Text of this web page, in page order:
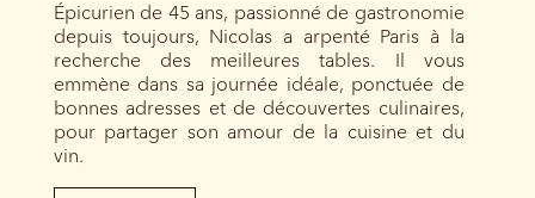
Épicurien de 45 ans, passionné de gastronomie
depuis toujours, Nicolas a arpenté Paris à la
recherche des meilleures tables. Il vous
emmène dans sa journée idéale, ponctuée de
bonnes adresses et de découvertes culinaires,
pour partager son amour de la cuisine et du
vin.